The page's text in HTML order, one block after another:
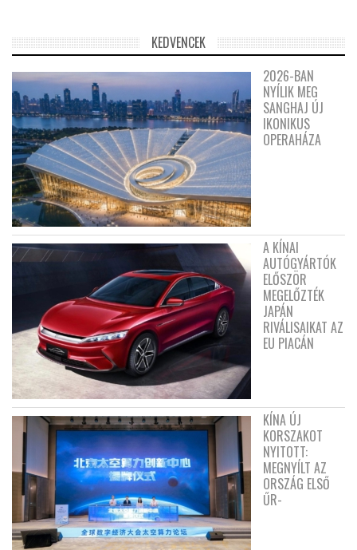
KEDVENCEK
2026-BAN
NYÍLIK MEG
SANGHAJ ÚJ
IKONIKUS
OPERAHÁZA
A KÍNAI
AUTÓGYÁRTÓK
ELŐSZÖR
MEGELŐZTÉK
JAPÁN
RIVÁLISAIKAT AZ
EU PIACÁN
KÍNA ÚJ
KORSZAKOT
NYITOTT:
MEGNYÍLT AZ
ORSZÁG ELSŐ
ŰR-